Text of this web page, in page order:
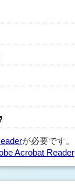
が必要です。
Acrobat Reader